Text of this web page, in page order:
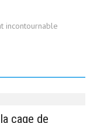
incontournable
cage de